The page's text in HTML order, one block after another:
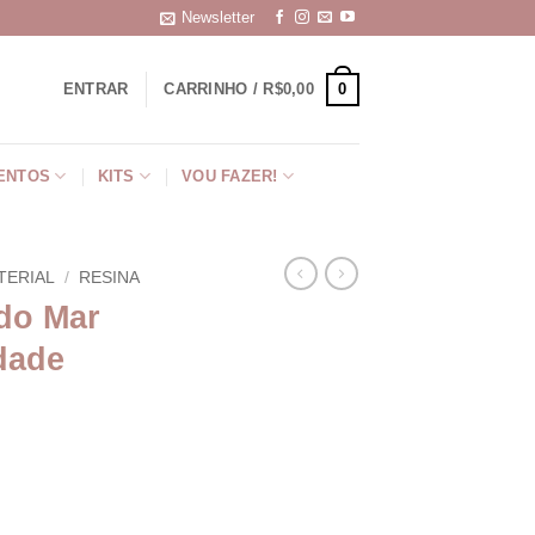
Newsletter
ENTRAR CARRINHO / R$0,00 0
KITS VOU FAZER!
/ RESINA
Mar